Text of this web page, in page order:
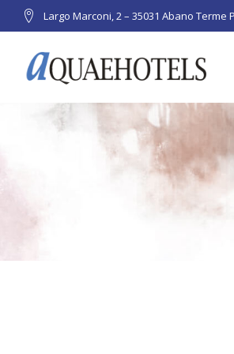
Largo Marconi, 2 – 35031 Abano Terme